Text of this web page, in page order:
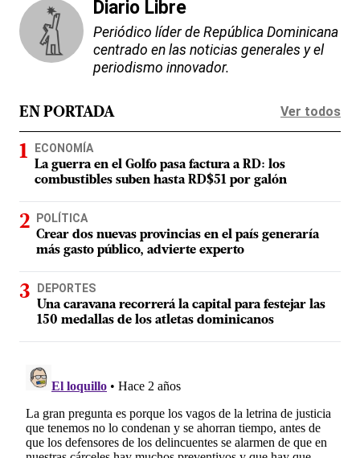
Diario Libre
Periódico líder de República Dominicana
centrado en las noticias generales y el
periodismo innovador.
EN PORTADA Ver todos
ECONOMÍA
La guerra en el Golfo pasa factura a RD: los
combustibles suben hasta RD$51 por galón
POLÍTICA
Crear dos nuevas provincias en el país generaría
más gasto público, advierte experto
DEPORTES
Una caravana recorrerá la capital para festejar las
150 medallas de los atletas dominicanos